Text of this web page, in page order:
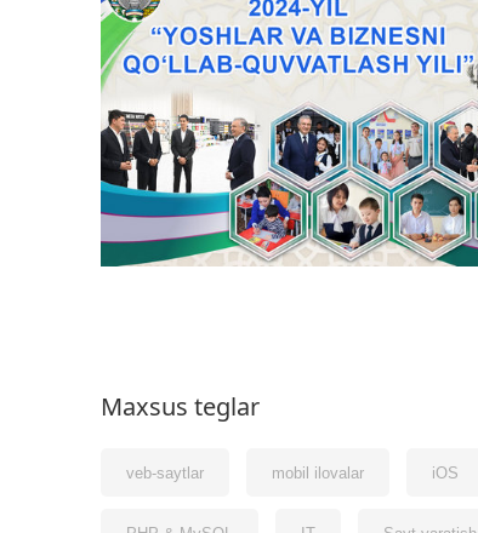
Maxsus teglar
veb-saytlar mobil ilovalar iOS